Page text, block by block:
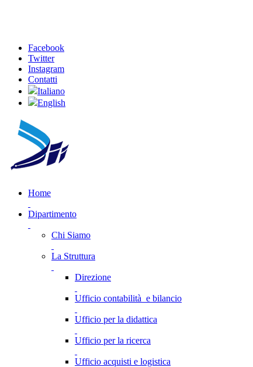
Facebook
Twitter
Instagram
Contatti
Italiano
English
Home
Dipartimento
Chi Siamo
La Struttura
Direzione
Ufficio contabilità e bilancio
Ufficio per la didattica
Ufficio per la ricerca
Ufficio acquisti e logistica